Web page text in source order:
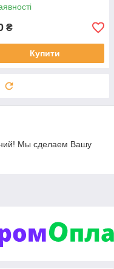
₴
Купити
Мы сделаем Вашу